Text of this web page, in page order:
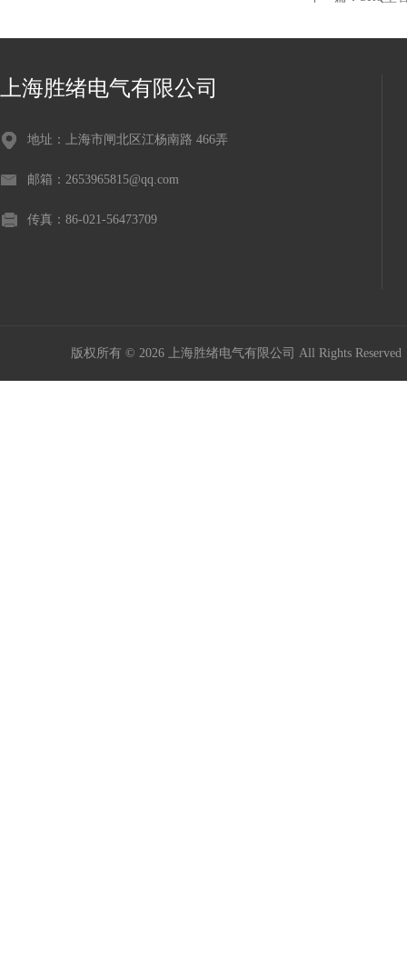
上海胜绪电气有限公司
地址：上海市闸北区江杨南路 466弄
邮箱：2653965815@qq.com
传真：86-021-56473709
版权所有 © 2026 上海胜绪电气有限公司 All Rights